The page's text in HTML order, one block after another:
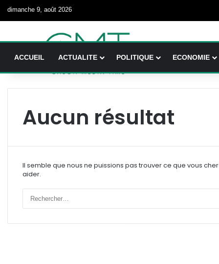
dimanche 9, août 2026
ACCUEIL ACTUALITE POLITIQUE ECONOMIE
Aucun résultat
Il semble que nous ne puissions pas trouver ce que vous
aider.